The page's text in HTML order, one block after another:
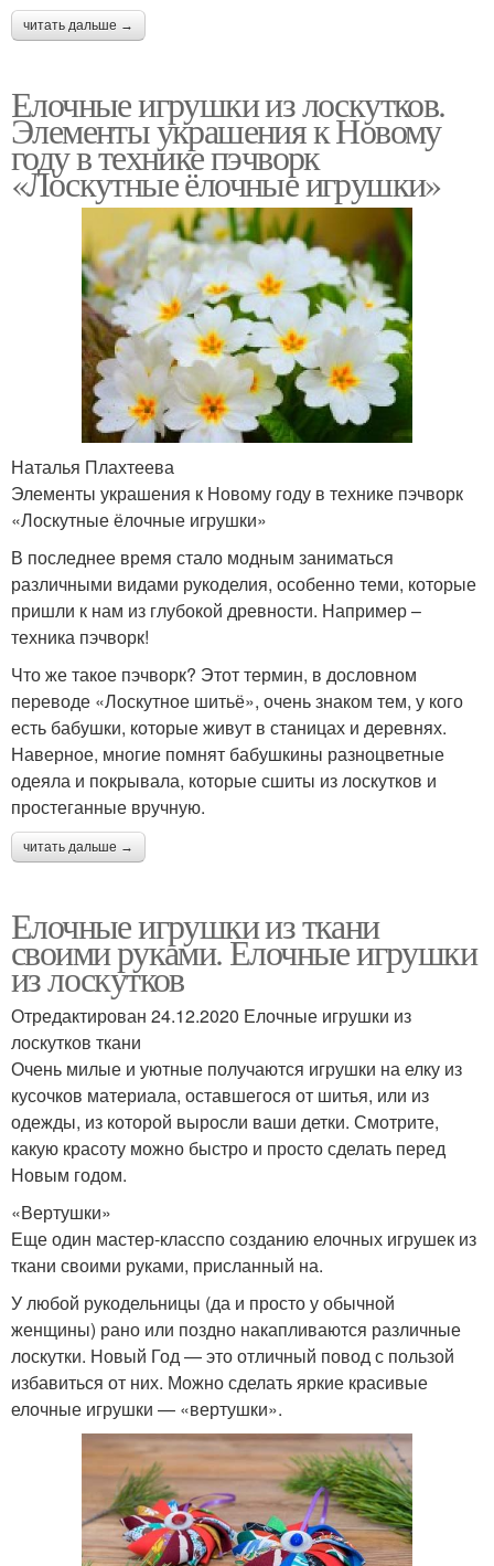
читать дальше →
Елочные игрушки из лоскутков.
Элементы украшения к Новому
году в технике пэчворк
«Лоскутные ёлочные игрушки»
Наталья Плахтеева
Элементы украшения к Новому году в технике пэчворк
«Лоскутные ёлочные игрушки»
В последнее время стало модным заниматься
различными видами рукоделия, особенно теми, которые
пришли к нам из глубокой древности. Например –
техника пэчворк!
Что же такое пэчворк? Этот термин, в дословном
переводе «Лоскутное шитьё», очень знаком тем, у кого
есть бабушки, которые живут в станицах и деревнях.
Наверное, многие помнят бабушкины разноцветные
одеяла и покрывала, которые сшиты из лоскутков и
простеганные вручную.
читать дальше →
Елочные игрушки из ткани
своими руками. Елочные игрушки
из лоскутков
Отредактирован 24.12.2020 Елочные игрушки из
лоскутков ткани
Очень милые и уютные получаются игрушки на елку из
кусочков материала, оставшегося от шитья, или из
одежды, из которой выросли ваши детки. Смотрите,
какую красоту можно быстро и просто сделать перед
Новым годом.
«Вертушки»
Еще один мастер-класспо созданию елочных игрушек из
ткани своими руками, присланный на.
У любой рукодельницы (да и просто у обычной
женщины) рано или поздно накапливаются различные
лоскутки. Новый Год — это отличный повод с пользой
избавиться от них. Можно сделать яркие красивые
елочные игрушки — «вертушки».